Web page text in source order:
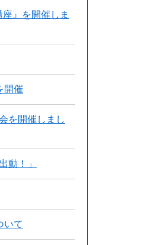
』を開催しま
開催
を開催しまし
動！」
いて